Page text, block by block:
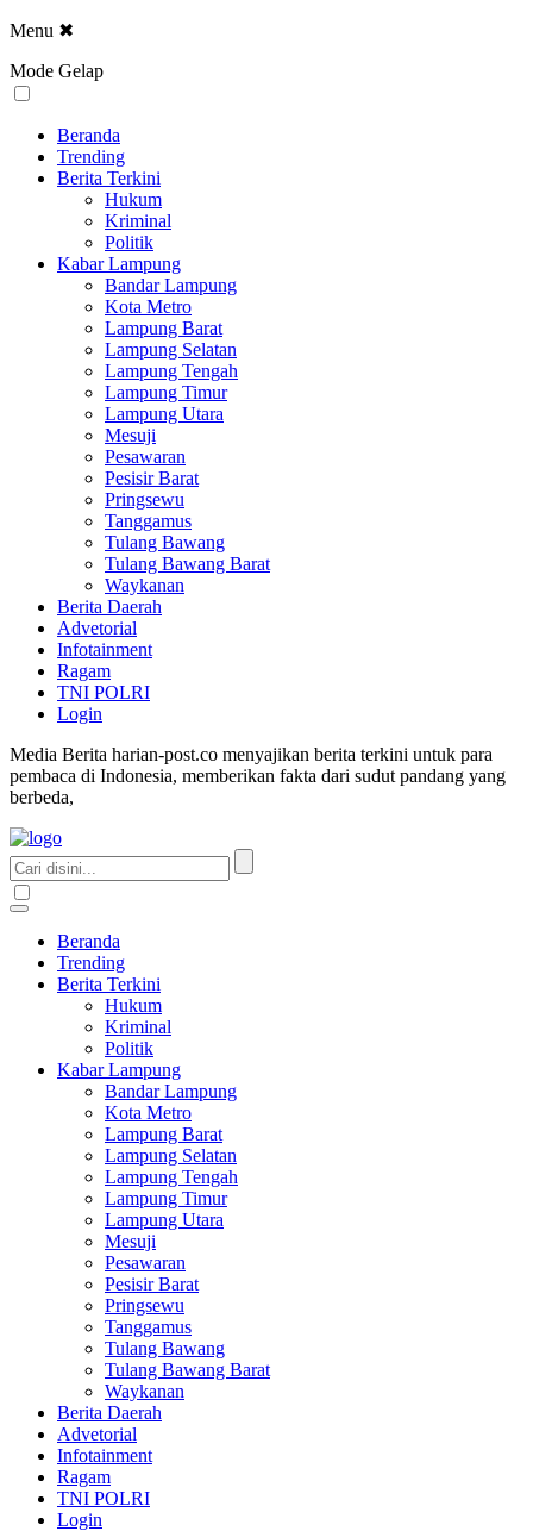
Menu ✖
Mode Gelap
Beranda
Trending
Berita Terkini
Hukum
Kriminal
Politik
Kabar Lampung
Bandar Lampung
Kota Metro
Lampung Barat
Lampung Selatan
Lampung Tengah
Lampung Timur
Lampung Utara
Mesuji
Pesawaran
Pesisir Barat
Pringsewu
Tanggamus
Tulang Bawang
Tulang Bawang Barat
Waykanan
Berita Daerah
Advetorial
Infotainment
Ragam
TNI POLRI
Login
Media Berita harian-post.co menyajikan berita terkini untuk para
pembaca di Indonesia, memberikan fakta dari sudut pandang yang
berbeda,
Beranda
Trending
Berita Terkini
Hukum
Kriminal
Politik
Kabar Lampung
Bandar Lampung
Kota Metro
Lampung Barat
Lampung Selatan
Lampung Tengah
Lampung Timur
Lampung Utara
Mesuji
Pesawaran
Pesisir Barat
Pringsewu
Tanggamus
Tulang Bawang
Tulang Bawang Barat
Waykanan
Berita Daerah
Advetorial
Infotainment
Ragam
TNI POLRI
Login